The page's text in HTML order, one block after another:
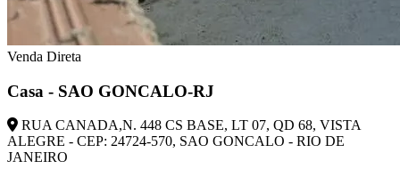
Venda Direta
Casa - SAO GONCALO-RJ
RUA CANADA,N. 448 CS BASE, LT 07, QD 68, VISTA
ALEGRE - CEP: 24724-570, SAO GONCALO - RIO DE
JANEIRO